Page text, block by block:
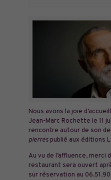
Nous avons la joie
Jean-Marc Rochette le 11
rencontre autour de son
pierres publié aux éditions
Au vu de l’affluence, merci
restaurant sera ouvert
sur réservation au